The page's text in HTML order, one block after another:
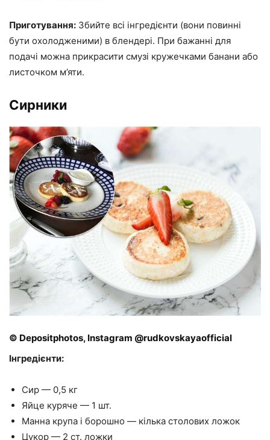
Приготування: Збийте всі інгредієнти (вони повинні
бути охолодженими) в блендері. При бажанні для
подачі можна прикрасити смузі кружечками банани або
листочком м’яти.
Сирники
© Depositphotos, Instagram @rudkovskayaofficial
Інгредієнти:
Сир — 0,5 кг
Яйце куряче — 1 шт.
Манна крупа і борошно — кілька столових ложок
Цукор — 2 ст. ложки